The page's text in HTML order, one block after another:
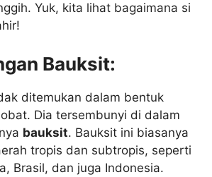
Yuk, kita lihat bagaimana si
Bauksit:
ditemukan dalam bentuk
Dia tersembunyi di dalam
bauksit. Bauksit ini biasanya
tropis dan subtropis, seperti
Brasil, dan juga Indonesia.